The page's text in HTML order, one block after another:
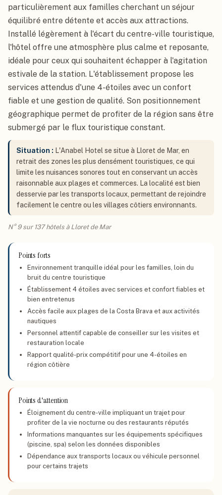
particulièrement aux familles cherchant un séjour
équilibré entre détente et accès aux attractions.
Installé légèrement à l'écart du centre-ville touristique,
l'hôtel offre une atmosphère plus calme et reposante,
idéale pour ceux qui souhaitent échapper à l'agitation
estivale de la station. L'établissement propose les
services attendus d'une 4-étoiles avec un confort
fiable et une gestion de qualité. Son positionnement
géographique permet de profiter de la région sans être
submergé par le flux touristique constant.
Situation : L'Anabel Hotel se situe à Lloret de Mar, en
retrait des zones les plus densément touristiques, ce qui
limite les nuisances sonores tout en conservant un accès
raisonnable aux plages et commerces. La localité est bien
desservie par les transports locaux, permettant de rejoindre
facilement le centre ou les villages côtiers environnants.
N° 9 sur 137 hôtels à Lloret de Mar
Points forts
Environnement tranquille idéal pour les familles, loin du
bruit du centre touristique
Établissement 4 étoiles avec services et confort fiables et
bien entretenus
Accès facile aux plages de la Costa Brava et aux activités
nautiques
Personnel attentif capable de conseiller sur les visites et
restauration locale
Rapport qualité-prix compétitif pour une 4-étoiles en
région côtière
Points d'attention
Éloignement du centre-ville impliquant un trajet pour
profiter de la vie nocturne ou des restaurants réputés
Informations manquantes sur les équipements spécifiques
(piscine, spa) selon les données disponibles
Dépendance aux transports locaux ou véhicule personnel
pour certains trajets